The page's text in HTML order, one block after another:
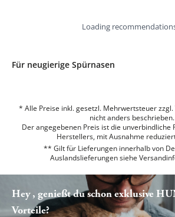
Loading
Für neugierige Spürnasen
* Alle Preise inkl. gesetzl. Mehrwertsteuer
nicht anders beschrieben.
Der angegebenen Preis ist die unverbindliche
Herstellers, mit Ausnahme
** Gilt für Lieferungen innerhalb von
Auslandslieferungen siehe
Hey , genießt du schon exklusive
Vorteile?